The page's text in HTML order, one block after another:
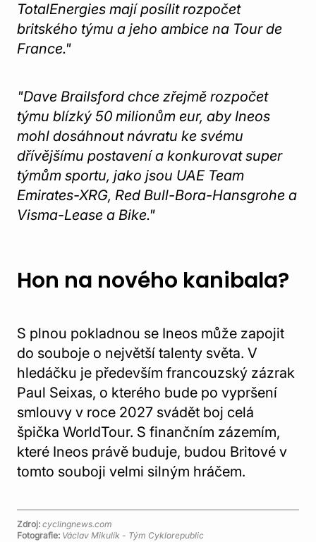
TotalEnergies mají posílit rozpočet
britského týmu a jeho ambice na Tour de
France."
"Dave Brailsford chce zřejmě rozpočet
týmu blízký 50 milionům eur, aby Ineos
mohl dosáhnout návratu ke svému
dřívějšímu postavení a konkurovat super
týmům sportu, jako jsou UAE Team
Emirates-XRG, Red Bull-Bora-Hansgrohe a
Visma-Lease a Bike."
Hon na nového kanibala?
S plnou pokladnou se Ineos může zapojit
do souboje o největší talenty světa. V
hledáčku je především francouzský zázrak
Paul Seixas, o kterého bude po vypršení
smlouvy v roce 2027 svádět boj celá
špička WorldTour. S finančním zázemím,
které Ineos právě buduje, budou Britové v
tomto souboji velmi silným hráčem.
Zdroj: cyclingnews.com
Fotografie: Václav Mikulík - Tým Cyklorepublic